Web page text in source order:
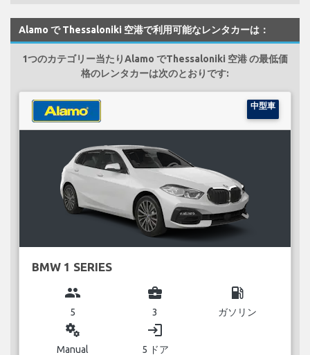
Alamo で Thessaloniki 空港で利用可能なレンタカーは：
1つのカテゴリー当たりAlamo でThessaloniki 空港 の最低価
格のレンタカーは次のとおりです:
中型車
BMW 1 SERIES
group
5
business_center
3
local_gas_station
ガソリン
miscellaneous_services
Manual
login
5 ドア